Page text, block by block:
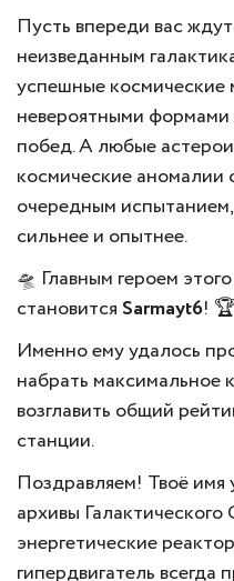
Пусть впереди вас
неизведанным
успешные космические
невероятными
побед. А любые
космические аномалии
очередным
сильнее и опытнее.
🛸 Главным героем
становится Sarmayt6! 🏆
Именно ему удалось
набрать максимальное
возглавить общий
станции.
Поздравляем! Твоё имя
архивы Галактического
энергетические
гипердвигатель всегда